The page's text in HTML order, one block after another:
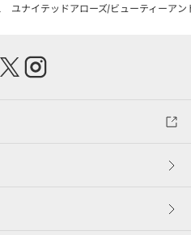
ユナイテッドアローズ ビューティーア